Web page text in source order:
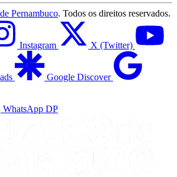
Pernambuco. Todos os direitos reservados.
Instagram X (Twitter)
Google Discover
WhatsApp DP